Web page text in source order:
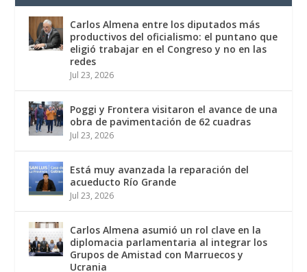
Carlos Almena entre los diputados más
productivos del oficialismo: el puntano que
eligió trabajar en el Congreso y no en las
redes
Jul 23, 2026
Poggi y Frontera visitaron el avance de una
obra de pavimentación de 62 cuadras
Jul 23, 2026
Está muy avanzada la reparación del
acueducto Río Grande
Jul 23, 2026
Carlos Almena asumió un rol clave en la
diplomacia parlamentaria al integrar los
Grupos de Amistad con Marruecos y
Ucrania